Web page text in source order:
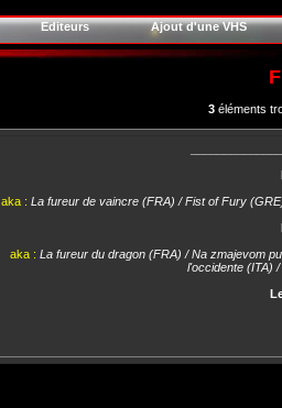
Editeurs Ajout d'une VHS
3éléments
aka : La fureur de vaincre (FRA) / Fist of Fury
aka : La fureur du dragon (FRA) / Na zmajevom
l'occidente (ITA)